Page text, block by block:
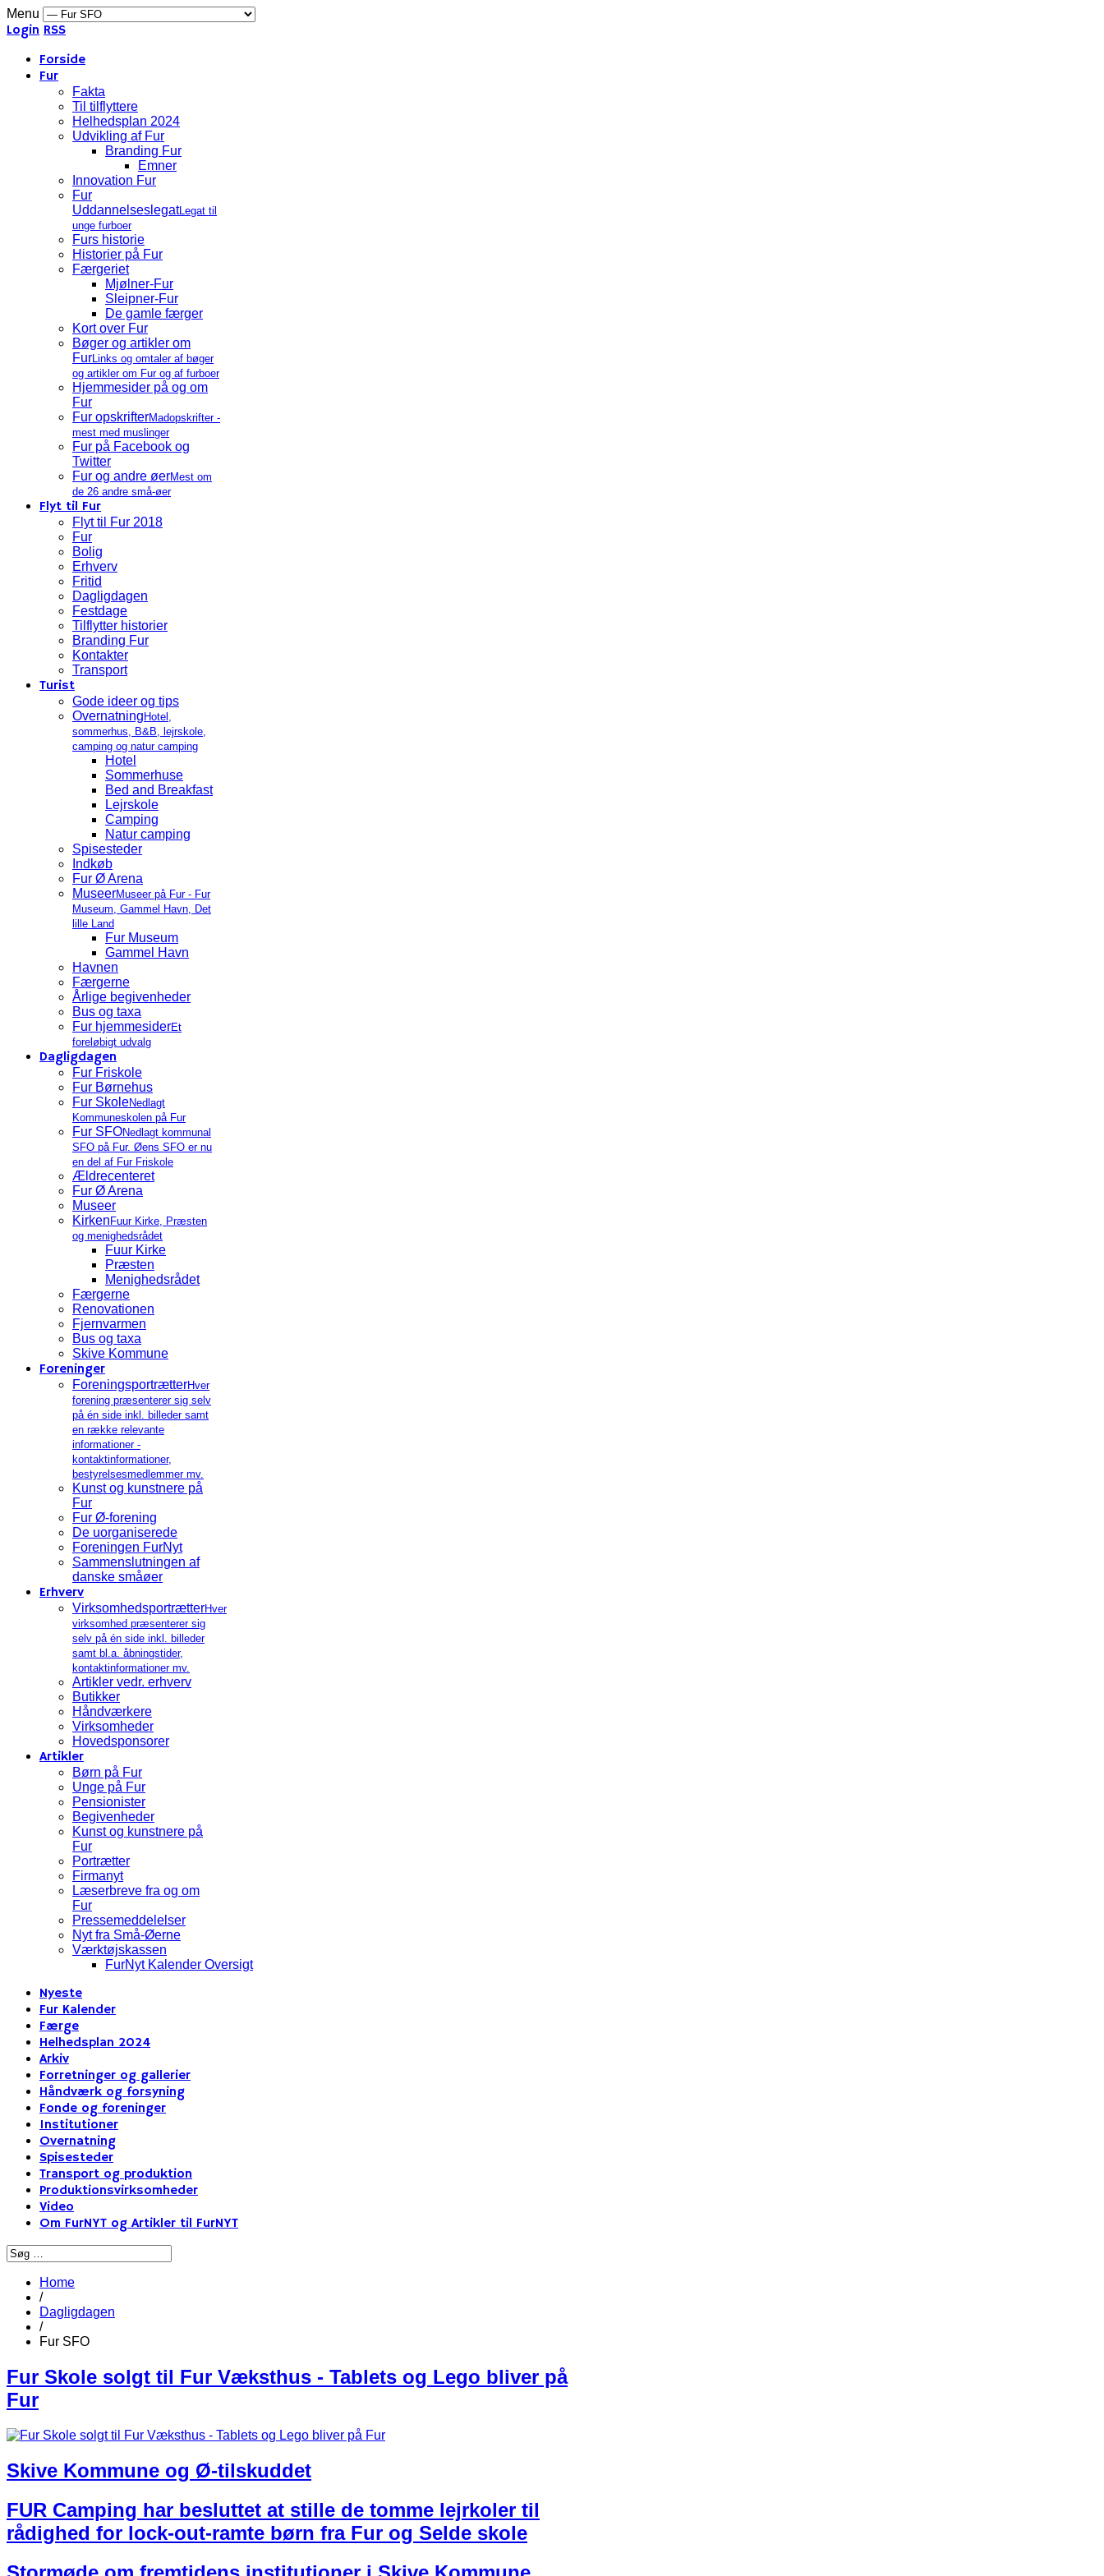
Menu
Login RSS
Forside
Fur
Fakta
Til tilflyttere
Helhedsplan 2024
Udvikling af Fur
Branding Fur
Emner
Innovation Fur
Fur
UddannelseslegatLegat til
unge furboer
Furs historie
Historier på Fur
Færgeriet
Mjølner-Fur
Sleipner-Fur
De gamle færger
Kort over Fur
Bøger og artikler om
FurLinks og omtaler af bøger
og artikler om Fur og af furboer
Hjemmesider på og om
Fur
Fur opskrifterMadopskrifter -
mest med muslinger
Fur på Facebook og
Twitter
Fur og andre øerMest om
de 26 andre små-øer
Flyt til Fur
Flyt til Fur 2018
Fur
Bolig
Erhverv
Fritid
Dagligdagen
Festdage
Tilflytter historier
Branding Fur
Kontakter
Transport
Turist
Gode ideer og tips
Overnatning Hotel,
sommerhus, B&B, lejrskole,
camping og natur camping
Hotel
Sommerhuse
Bed and Breakfast
Lejrskole
Camping
Natur camping
Spisesteder
Indkøb
Fur Ø Arena
MuseerMuseer på Fur - Fur
Museum, Gammel Havn, Det
lille Land
Fur Museum
Gammel Havn
Havnen
Færgerne
Årlige begivenheder
Bus og taxa
Fur hjemmesiderEt
foreløbigt udvalg
Dagligdagen
Fur Friskole
Fur Børnehus
Fur SkoleNedlagt
Kommuneskolen på Fur
Fur SFONedlagt kommunal
SFO på Fur. Øens SFO er nu
en del af Fur Friskole
Ældrecenteret
Fur Ø Arena
Museer
Kirken Fuur Kirke, Præsten
og menighedsrådet
Fuur Kirke
Præsten
Menighedsrådet
Færgerne
Renovationen
Fjernvarmen
Bus og taxa
Skive Kommune
Foreninger
ForeningsportrætterHver
forening præsenterer sig selv
på én side inkl. billeder samt
en række relevante
informationer -
kontaktinformationer,
bestyrelsesmedlemmer mv.
Kunst og kunstnere på
Fur
Fur Ø-forening
De uorganiserede
Foreningen FurNyt
Sammenslutningen af
danske småøer
Erhverv
VirksomhedsportrætterHver
virksomhed præsenterer sig
selv på én side inkl. billeder
samt bl.a. åbningstider,
kontaktinformationer mv.
Artikler vedr. erhverv
Butikker
Håndværkere
Virksomheder
Hovedsponsorer
Artikler
Børn på Fur
Unge på Fur
Pensionister
Begivenheder
Kunst og kunstnere på
Fur
Portrætter
Firmanyt
Læserbreve fra og om
Fur
Pressemeddelelser
Nyt fra Små-Øerne
Værktøjskassen
FurNyt Kalender Oversigt
Nyeste
Fur Kalender
Færge
Helhedsplan 2024
Arkiv
Forretninger og gallerier
Håndværk og forsyning
Fonde og foreninger
Institutioner
Overnatning
Spisesteder
Transport og produktion
Produktionsvirksomheder
Video
Om FurNYT og Artikler til FurNYT
Home
/
Dagligdagen
/
Fur SFO
Fur Skole solgt til Fur Væksthus - Tablets og Lego bliver på
Fur
Skive Kommune og Ø-tilskuddet
FUR Camping har besluttet at stille de tomme lejrkoler til
rådighed for lock-out-ramte børn fra Fur og Selde skole